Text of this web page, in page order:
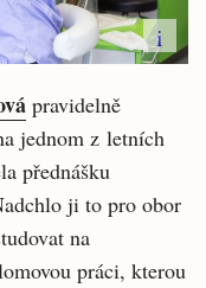
i
pravidelně
jednom z letních
přednášku
ji to pro obor
na
práci, kterou